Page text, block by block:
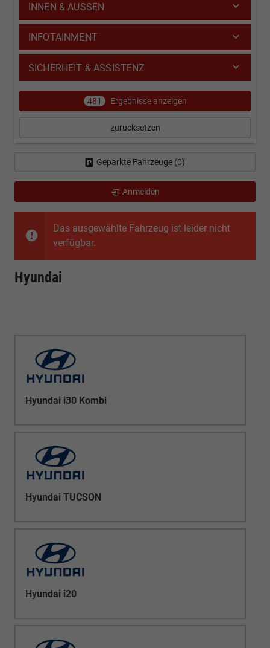
Das ausgewählte Fahrzeug ist leider nicht
verfügbar.
Hyundai
Hyundai i30 Kombi
Hyundai TUCSON
Hyundai i20
INNEN & AUSSEN
INFOTAINMENT
SICHERHEIT & ASSISTENZ
481 Ergebnisse anzeigen
zurücksetzen
Geparkte Fahrzeuge (0)
Anmelden